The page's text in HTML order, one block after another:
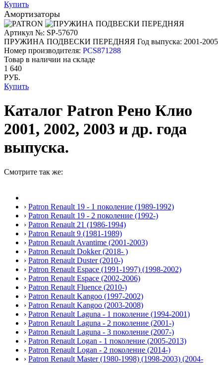
Купить
Амортизаторы
Артикул №: SP-57670
ПРУЖИНА ПОДВЕСКИ ПЕРЕДНЯЯ Год выпуска: 2001-2005
Номер производителя: PCS871288
Товар в наличии на складе
1 640
РУБ.
Купить
Каталог Patron Рено Клио
2001, 2002, 2003 и др. года
выпуска.
Смотрите так же:
› Patron Renault 19 - 1 поколение (1989-1992)
› Patron Renault 19 - 2 поколение (1992-)
› Patron Renault 21 (1986-1994)
› Patron Renault 9 (1981-1989)
› Patron Renault Avantime (2001-2003)
› Patron Renault Dokker (2018- )
› Patron Renault Duster (2010-)
› Patron Renault Espace (1991-1997) (1998-2002)
› Patron Renault Espace (2002-2006)
› Patron Renault Fluence (2010-)
› Patron Renault Kangoo (1997-2002)
› Patron Renault Kangoo (2003-2008)
› Patron Renault Laguna - 1 поколение (1994-2001)
› Patron Renault Laguna - 2 поколение (2001-)
› Patron Renault Laguna - 3 поколение (2007-)
› Patron Renault Logan - 1 поколение (2005-2013)
› Patron Renault Logan - 2 поколение (2014-)
› Patron Renault Master (1980-1998) (1998-2003) (2004-